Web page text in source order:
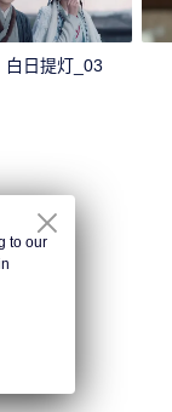
白日提灯_03
to our